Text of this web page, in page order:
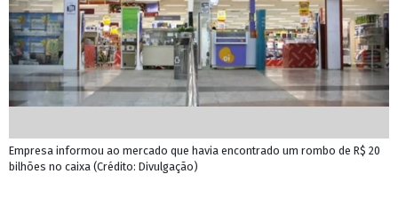
Empresa informou ao mercado que havia encontrado um rombo de R$ 20
bilhões no caixa (Crédito: Divulgação)